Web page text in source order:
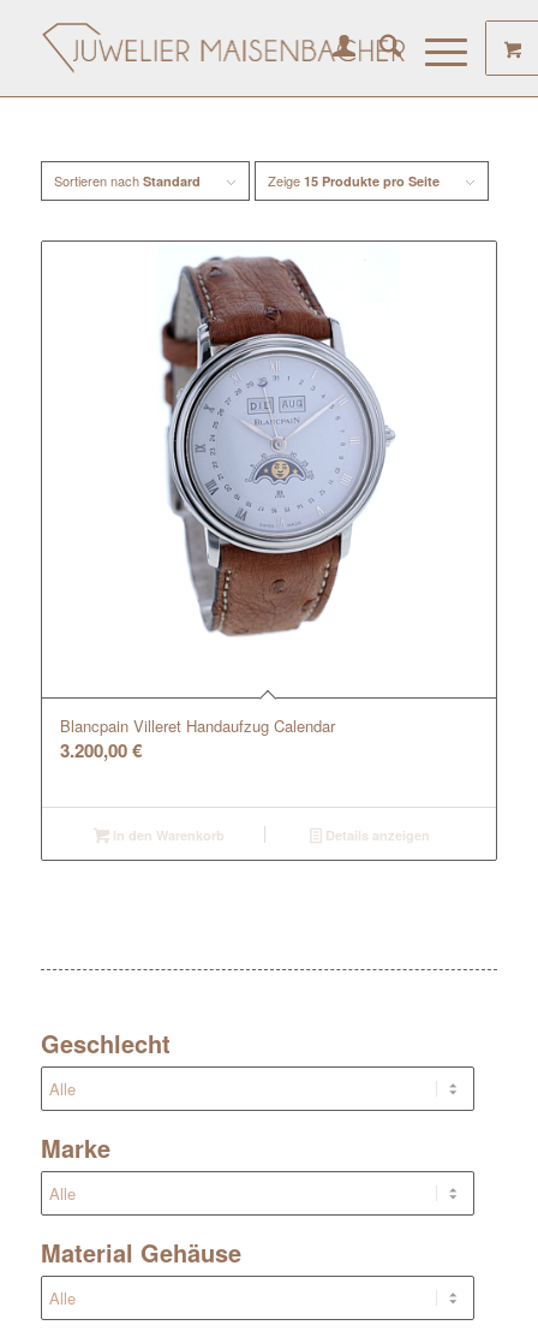
Sortieren nach Standard Zeige 15 Produkte pro Seite
Blancpain Villeret Handaufzug Calendar
3.200,00€
In den Warenkorb Details anzeigen
Geschlecht
Marke
Material Gehäuse